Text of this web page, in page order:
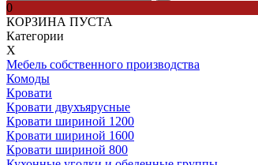
0
КОРЗИНА ПУСТА
Категории
Х
Мебель собственного производства
Комоды
Кровати
Кровати двухъярусные
Кровати шириной 1200
Кровати шириной 1600
Кровати шириной 800